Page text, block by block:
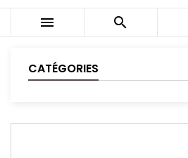
 
CATÉGORIES